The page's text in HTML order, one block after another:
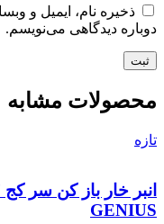
ذخیره نام، ایمیل و
دوباره دیدگاهی می‌نویسم.
محصولات مشابه
تازه
GENIUS